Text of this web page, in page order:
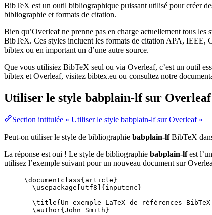
BibTeX est un outil bibliographique puissant utilisé pour créer
bibliographie et formats de citation.
Bien qu’Overleaf ne prenne pas en charge actuellement tous
BibTeX. Ces styles incluent les formats de citation APA, IEEE,
bibtex ou en important un d’une autre source.
Que vous utilisiez BibTeX seul ou via Overleaf, c’est un outil
bibtex et Overleaf, visitez bibtex.eu ou consultez notre
Utiliser le style babplain-lfsur Overleaf
Section intitulée « Utiliser le style babplain-lf sur Overleaf »
Peut-on utiliser le style de bibliographie babplain-lfBibTeX
La réponse est oui ! Le style de bibliographie babplain-lfest
utilisez l’exemple suivant pour un nouveau document sur
\documentclass{ article }
\usepackage
utf8 ]{ inputenc }
\title{Un exemple LaTeX de références
\author{John Smith}